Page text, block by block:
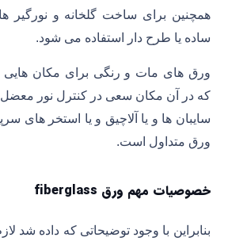
همچنین برای ساخت گلخانه و نورگیر
ساده یا طرح دار استفاده می شود.
ورق های مات و رنگی برای مکان
که در آن مکان سعی در کنترل نور معضل
سایبان ها و یا آلاچیق و یا استخر های
ورق متداول است.
خصوصیات مهم ورق fiberglass
بنابراین با وجود توضیحاتی که داده شد